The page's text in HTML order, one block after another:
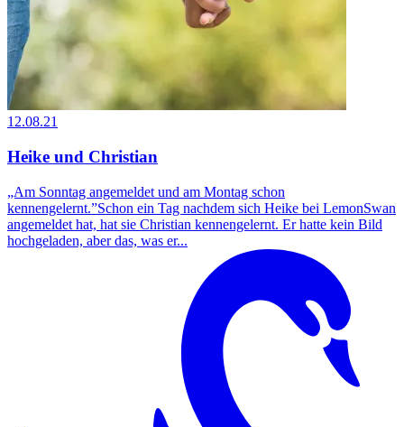
12.08.21
Heike und Christian
„Am Sonntag angemeldet und am Montag schon
kennengelernt.”Schon ein Tag nachdem sich Heike bei LemonSwan
angemeldet hat, hat sie Christian kennengelernt. Er hatte kein Bild
hochgeladen, aber das, was er...